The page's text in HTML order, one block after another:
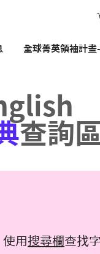
全球菁英領袖計
查詢區
使用搜尋欄查找